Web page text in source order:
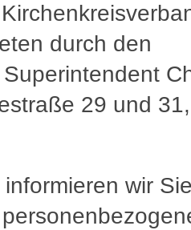
durch den
29 und
wir